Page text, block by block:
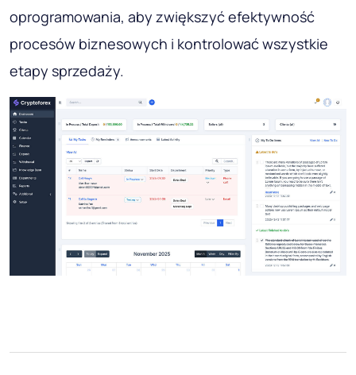
oprogramowania, aby zwiększyć efektywność
procesów biznesowych i kontrolować wszystkie
etapy sprzedaży.